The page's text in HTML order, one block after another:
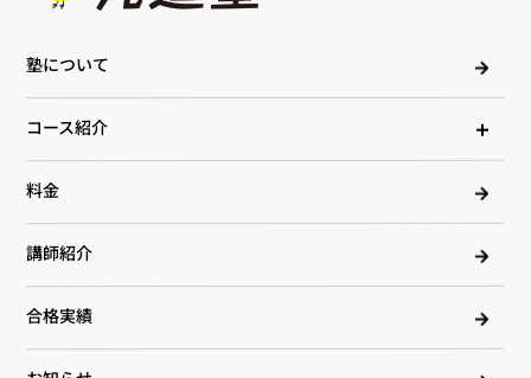
塾について
コース紹介
料金
講師紹介
合格実績